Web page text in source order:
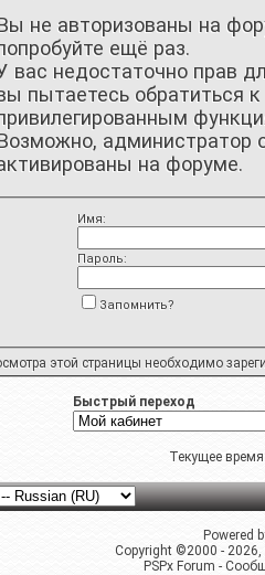
не авторизованы на
ещё раз.
вас недостаточно прав
пытаетесь обратиться
администратор
на форуме.
Имя:
Пароль:
Запомнить?
этой страницы необходимо
Быстрый переход
Текущее
Powered
Copyright ©2000 -
PSPx Forum -